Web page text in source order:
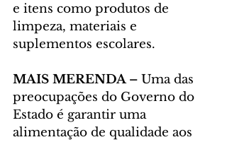
e itens como produtos de
limpeza, materiais e
suplementos escolares.
MAIS MERENDA – Uma das
preocupações do Governo do
Estado é garantir uma
alimentação de qualidade aos